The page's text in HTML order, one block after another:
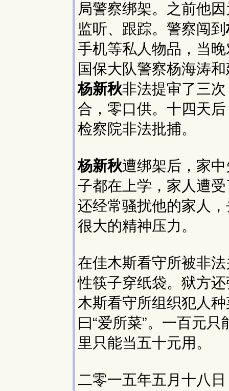
局警察绑架。之前他
监听、跟踪。警察闯到
手机等私人物品，当
国保大队警察杨海涛
杨新秋非法提审了三
合，零口供。十四天
检察院非法批捕。
杨新秋遭绑架后，家
子都在上学，家人遭
还经常骚扰他的家人
很大的精神压力。
在佳木斯看守所被非
性筷子穿纸袋。狱方还
木斯看守所组织犯人
曰“爱所菜”。一百元
里只能当五十元用。
二零一五年五月十八